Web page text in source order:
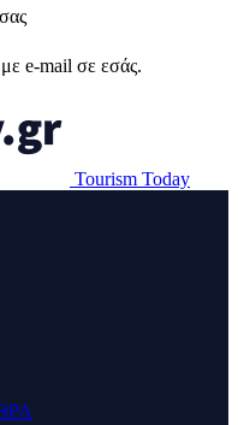
e-mail σε εσάς.
Tourism Today